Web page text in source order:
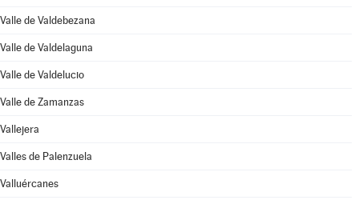
Valle de Valdebezana
Valle de Valdelaguna
Valle de Valdelucio
Valle de Zamanzas
Vallejera
Valles de Palenzuela
Valluércanes